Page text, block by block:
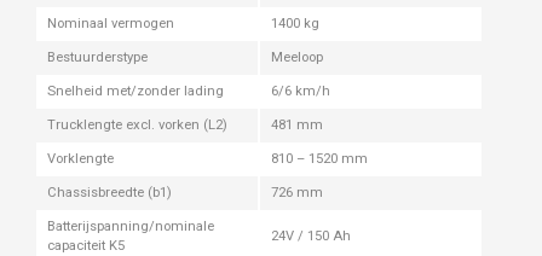
Nominaal vermogen 1400 kg
Bestuurderstype Meeloop
Snelheid met/zonder lading 6/6 km/h
Trucklengte excl. vorken (L2) 481 mm
Vorklengte 810 – 1520 mm
Chassisbreedte (b1) 726 mm
Batterijspanning/nominale
capaciteit K5
24V / 150 Ah